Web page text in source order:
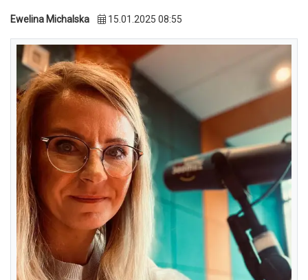
Ewelina Michalska 15.01.2025 08:55